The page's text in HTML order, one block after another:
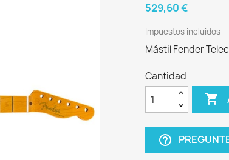
529,60 €
Impuestos incluidos
Mástil Fender
Cantidad

help_outline